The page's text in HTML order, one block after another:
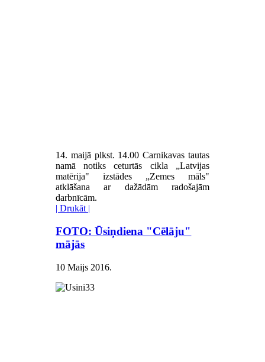
14. maijā plkst. 14.00 Carnikavas tautas
namā notiks ceturtās cikla „Latvijas
matērija" izstādes „Zemes māls"
atklāšana ar dažādām radošajām
darbnīcām.
| Drukāt |
FOTO: Ūsiņdiena "Cēlāju"
mājās
10 Maijs 2016.